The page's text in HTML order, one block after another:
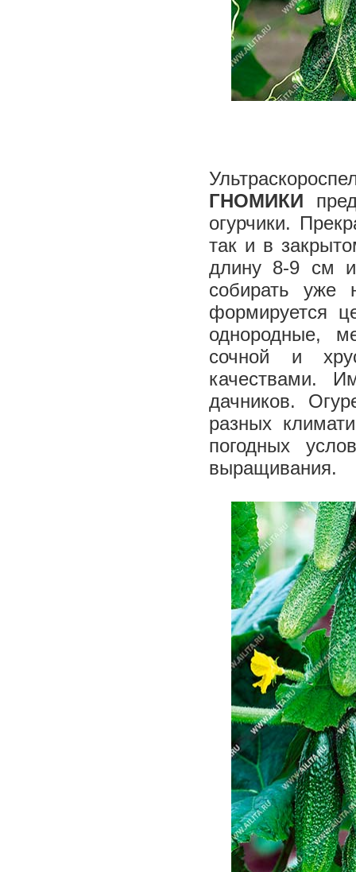
ГНОМИКИ
огурчики.
так и в
длину 8-9 см
собирать уже
формируется
однородные,
сочной и
качествами.
дачников.
разных
погодных
выращивания.